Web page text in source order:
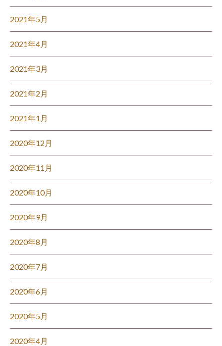
2021年5月
2021年4月
2021年3月
2021年2月
2021年1月
2020年12月
2020年11月
2020年10月
2020年9月
2020年8月
2020年7月
2020年6月
2020年5月
2020年4月